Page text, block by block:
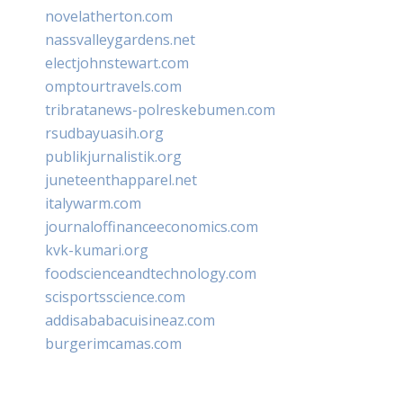
novelatherton.com
nassvalleygardens.net
electjohnstewart.com
omptourtravels.com
tribratanews-polreskebumen.com
rsudbayuasih.org
publikjurnalistik.org
juneteenthapparel.net
italywarm.com
journaloffinanceeconomics.com
kvk-kumari.org
foodscienceandtechnology.com
scisportsscience.com
addisababacuisineaz.com
burgerimcamas.com